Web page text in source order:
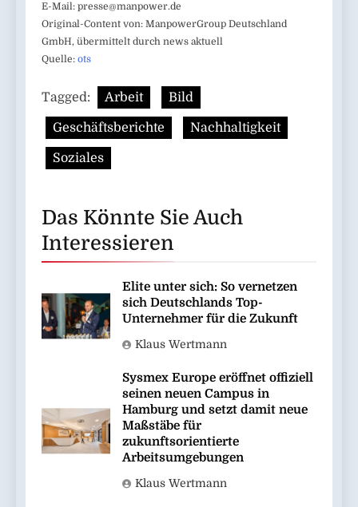
E-Mail: presse@manpower.de
Original-Content von: ManpowerGroup Deutschland
GmbH, übermittelt durch news aktuell
Quelle: ots
Tagged: Arbeit Bild
Geschäftsberichte Nachhaltigkeit
Soziales
Das Könnte Sie Auch
Interessieren
Elite unter sich: So vernetzen
sich Deutschlands Top-
Unternehmer für die Zukunft
Klaus Wertmann
Sysmex Europe eröffnet offiziell
seinen neuen Campus in
Hamburg und setzt damit neue
Maßstäbe für
zukunftsorientierte
Arbeitsumgebungen
Klaus Wertmann